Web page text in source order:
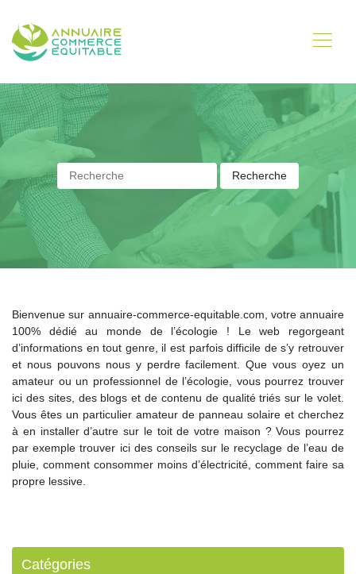
Bienvenue sur annuaire-commerce-equitable.com, votre annuaire
100% dédié au monde de l’écologie ! Le web regorgeant
d’informations en tout genre, il est parfois difficile de s’y retrouver
et nous pouvons nous y perdre facilement. Que vous oyez un
amateur ou un professionnel de l’écologie, vous pourrez trouver
ici des sites, des blogs et de contenu de qualité triés sur le volet.
Vous êtes un particulier amateur de panneau solaire et cherchez
à en installer d’autre sur le toit de votre maison ? Vous pourrez
par exemple trouver ici des conseils sur le recyclage de l’eau de
pluie, comment consommer moins d’électricité, comment faire sa
propre lessive.
Catégories